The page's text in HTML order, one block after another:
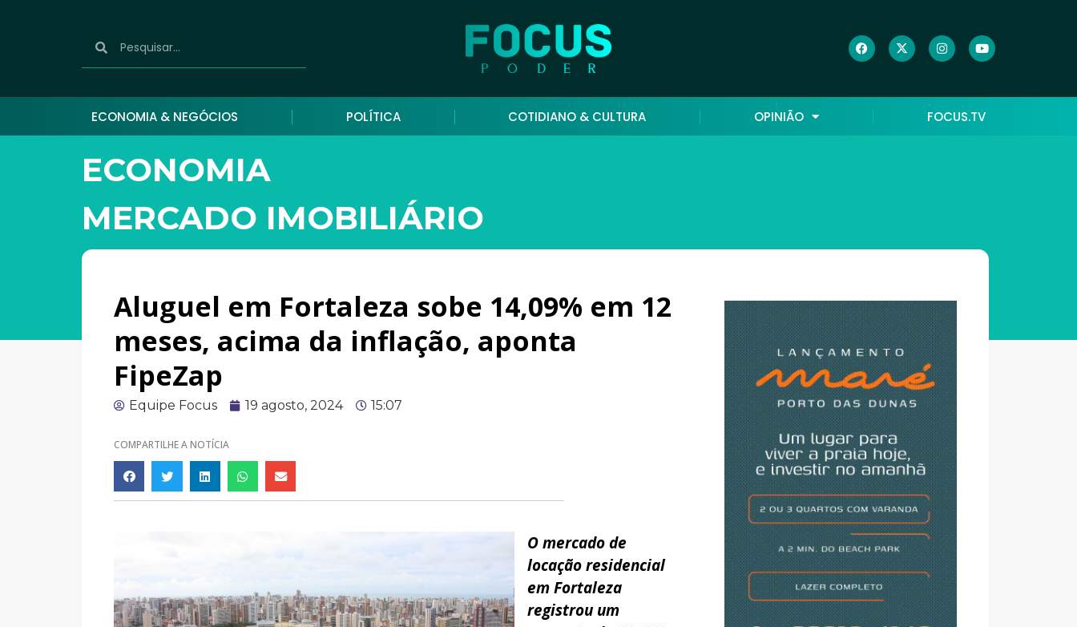
ECONOMIA & NEGÓCIOS POLÍTICA COTIDIANO & CULTURA OPINIÃO FOCUS.TV
ECONOMIA
MERCADO IMOBILIÁRIO
Aluguel em Fortaleza sobe 14,09% em 12
meses, acima da inflação, aponta
FipeZap
Equipe Focus 19 agosto, 2024 15:07
COMPARTILHE A NOTÍCIA
O mercado de
locação residencial
em Fortaleza
registrou um